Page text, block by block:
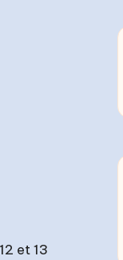
et 13